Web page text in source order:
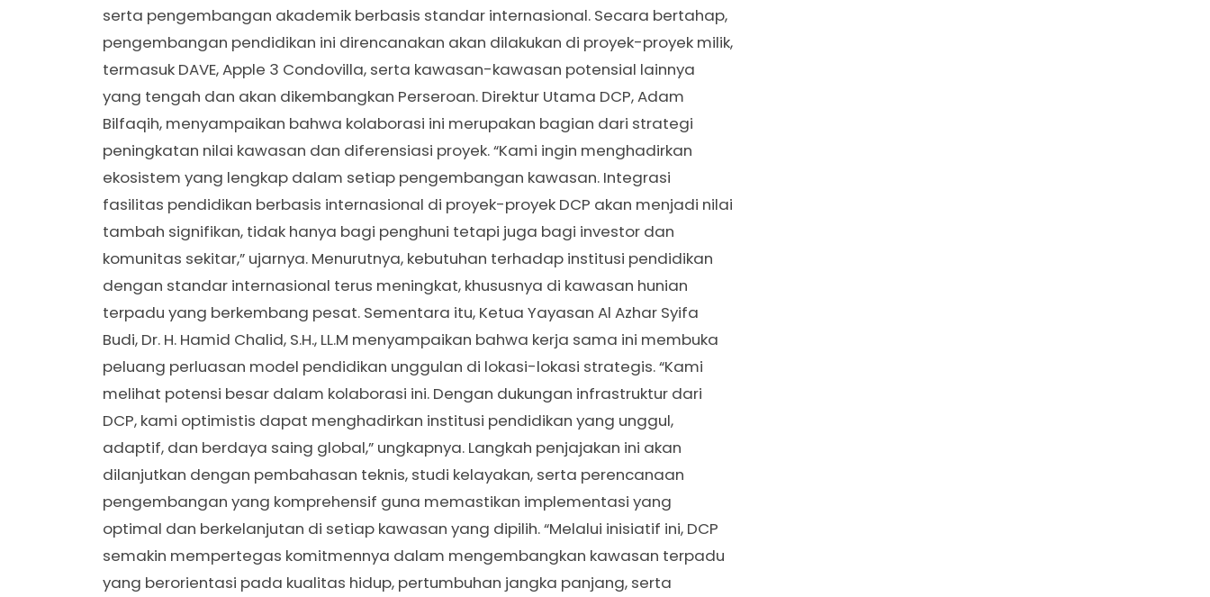
serta pengembangan akademik berbasis standar internasional. Secara bertahap,
pengembangan pendidikan ini direncanakan akan dilakukan di proyek-proyek milik,
termasuk DAVE, Apple 3 Condovilla, serta kawasan-kawasan potensial lainnya
yang tengah dan akan dikembangkan Perseroan. Direktur Utama DCP, Adam
Bilfaqih, menyampaikan bahwa kolaborasi ini merupakan bagian dari strategi
peningkatan nilai kawasan dan diferensiasi proyek. “Kami ingin menghadirkan
ekosistem yang lengkap dalam setiap pengembangan kawasan. Integrasi
fasilitas pendidikan berbasis internasional di proyek-proyek DCP akan menjadi nilai
tambah signifikan, tidak hanya bagi penghuni tetapi juga bagi investor dan
komunitas sekitar,” ujarnya. Menurutnya, kebutuhan terhadap institusi pendidikan
dengan standar internasional terus meningkat, khususnya di kawasan hunian
terpadu yang berkembang pesat. Sementara itu, Ketua Yayasan Al Azhar Syifa
Budi, Dr. H. Hamid Chalid, S.H., LL.M menyampaikan bahwa kerja sama ini membuka
peluang perluasan model pendidikan unggulan di lokasi-lokasi strategis. “Kami
melihat potensi besar dalam kolaborasi ini. Dengan dukungan infrastruktur dari
DCP, kami optimistis dapat menghadirkan institusi pendidikan yang unggul,
adaptif, dan berdaya saing global,” ungkapnya. Langkah penjajakan ini akan
dilanjutkan dengan pembahasan teknis, studi kelayakan, serta perencanaan
pengembangan yang komprehensif guna memastikan implementasi yang
optimal dan berkelanjutan di setiap kawasan yang dipilih. “Melalui inisiatif ini, DCP
semakin mempertegas komitmennya dalam mengembangkan kawasan terpadu
yang berorientasi pada kualitas hidup, pertumbuhan jangka panjang, serta